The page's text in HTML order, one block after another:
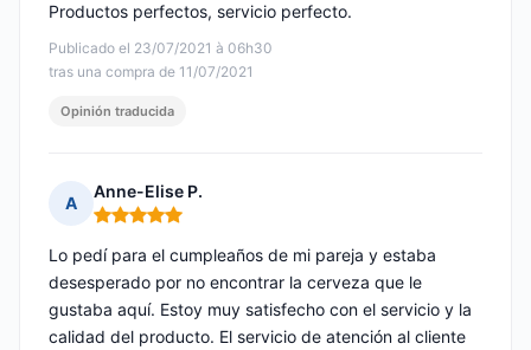
Publicado el 23/07/2021 à 06h30
tras una compra de 11/07/2021
Productos perfectos, servicio perfecto.
Opinión traducida
A
Anne-Elise P.
Nota: 5 de 5
Lo pedí para el cumpleaños de mi pareja y estaba
desesperado por no encontrar la cerveza que le
gustaba aquí. Estoy muy satisfecho con el servicio y la
calidad del producto. El servicio de atención al cliente